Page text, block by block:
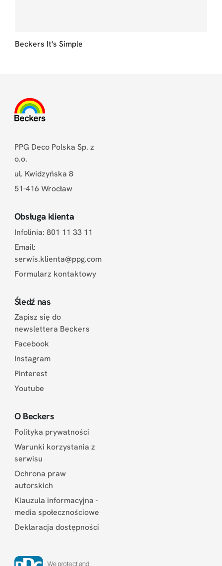
Beckers It's Simple
PPG Deco Polska Sp. z
o.o.
ul. Kwidzyńska 8
51-416 Wrocław
Obsługa klienta
Infolinia: 801 11 33 11
Email:
serwis.klienta@ppg.com
Formularz kontaktowy
Śledź nas
Zapisz się do
newslettera Beckers
Facebook
Instagram
Pinterest
Youtube
O Beckers
Polityka prywatności
Warunki korzystania z
serwisu
Ochrona praw
autorskich
Klauzula informacyjna -
media społecznościowe
Deklaracja dostępności